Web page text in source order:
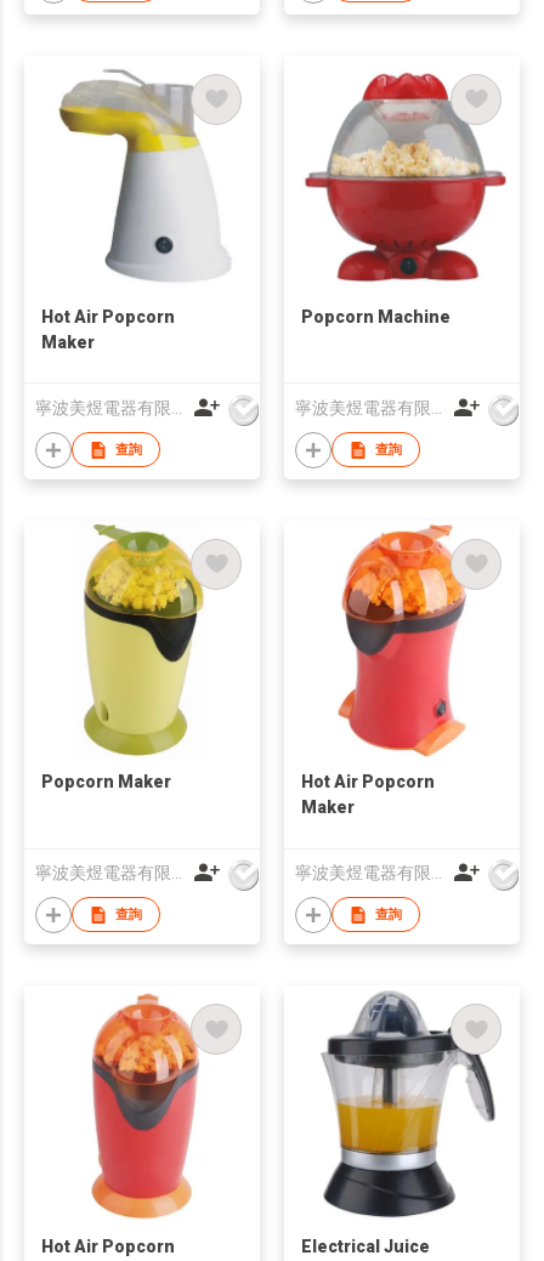
Hot Air Popcorn
Maker
查詢
Popcorn Machine
查詢
Popcorn Maker
寧波美煜電器有限公司
查詢
Hot Air Popcorn
Maker
寧波美煜電器有限公司
查詢
Hot Air Popcorn Electrical Juice